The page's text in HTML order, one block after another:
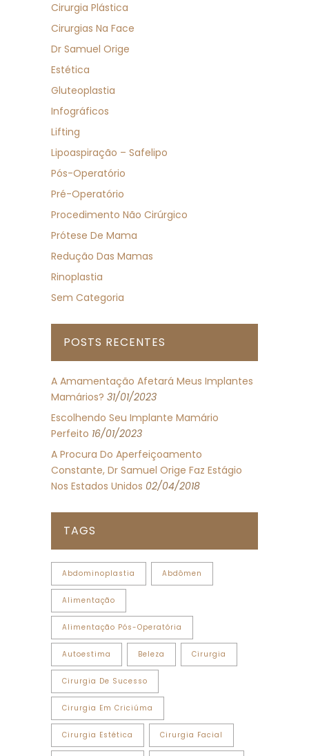
Cirurgia Plástica
Cirurgias Na Face
Dr Samuel Orige
Estética
Gluteoplastia
Infográficos
Lifting
Lipoaspiração – Safelipo
Pós-Operatório
Pré-Operatório
Procedimento Não Cirúrgico
Prótese De Mama
Redução Das Mamas
Rinoplastia
Sem Categoria
POSTS RECENTES
A Amamentação Afetará Meus Implantes
Mamários? 31/01/2023
Escolhendo Seu Implante Mamário
Perfeito 16/01/2023
A Procura Do Aperfeiçoamento
Constante, Dr Samuel Orige Faz Estágio
Nos Estados Unidos 02/04/2018
TAGS
Abdominoplastia Abdômen
Alimentação
Alimentação Pós-Operatória
Autoestima Beleza Cirurgia
Cirurgia De Sucesso
Cirurgia Em Criciúma
Cirurgia Estética Cirurgia Facial